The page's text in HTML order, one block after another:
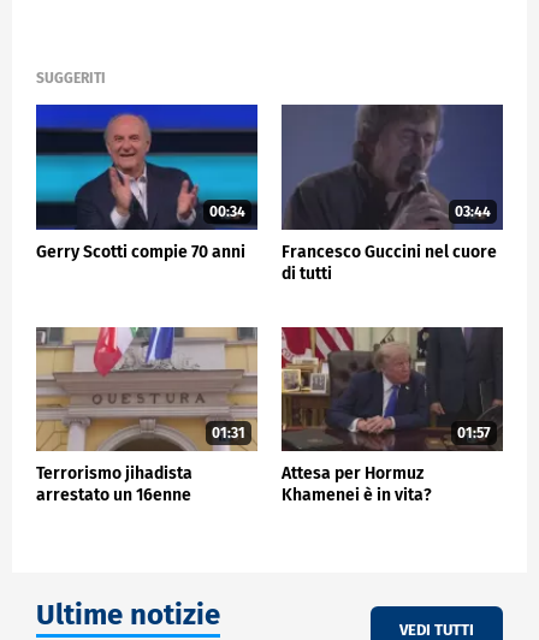
SUGGERITI
00:34
Gerry Scotti compie 70 anni
03:44
Francesco Guccini nel cuore
di tutti
01:31
Terrorismo jihadista
arrestato un 16enne
01:57
Attesa per Hormuz
Khamenei è in vita?
Ultime notizie VEDI TUTTI